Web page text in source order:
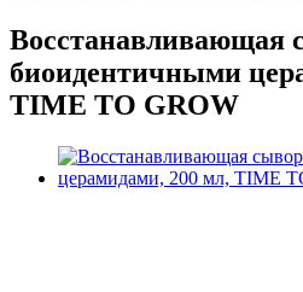
Восстанавливающая
биоидентичными
TIME TO GROW